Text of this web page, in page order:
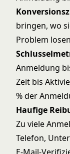
bringen, wo
Problem
Anmeldung
Zeit bis
% der
Haufige
Zu viele
Telefon,